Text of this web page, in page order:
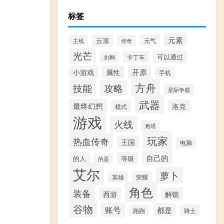
标签
主线 云顶 传奇 元气 元素
光芒 剑网 卡丁车 可以通过
小游戏 属性 开原 手机
技能 攻略 方舟 星际争霸
最终幻想 模式 武器 洛克
游戏 火线 炮塔
热血传奇 王国 玩家 电脑
的人 的是 等级 自己的
艾尔 英雄 荣耀 萝卜
装备 西游 角色 解锁
谷物 账号 跑跑 都是 骑士